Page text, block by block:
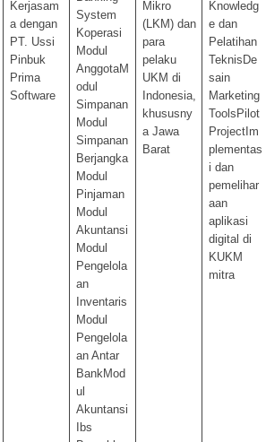
Kerjasam
a dengan
PT. Ussi
Pinbuk
Prima
Software
System
Koperasi
Modul
AnggotaM
odul
Simpanan
Modul
Simpanan
Berjangka
Modul
Pinjaman
Modul
Akuntansi
Modul
Pengelola
an
Inventaris
Modul
Pengelola
an Antar
BankMod
ul
Akuntansi
Ibs
Mikro
(LKM) dan
para
pelaku
UKM di
Indonesia,
khususny
a Jawa
Barat
Knowledg
e dan
Pelatihan
TeknisDe
sain
Marketing
ToolsPilot
ProjectIm
plementas
i dan
pemelihar
aan
aplikasi
digital di
KUKM
mitra